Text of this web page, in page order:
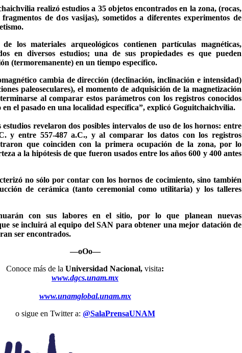
realizó estudios a 35 objetos encontrados en la zona, (rocas,
de dos vasijas), sometidos a diferentes experimentos de
los materiales arqueológicos contienen partículas magnéticas,
en diversos estudios; una de sus propiedades es que pueden
(termoremanente) en un tiempo específico.
cambia de dirección (declinación, inclinación e intensidad)
paleoseculares), el momento de adquisición de la magnetización
al comparar estos parámetros con los registros conocidos
en el pasado en una localidad específica”, explicó Goguitchaichvilia.
estudios revelaron dos posibles intervalos de uso de los hornos: entre
y entre 557-487 a.C., y al comparar los datos con los registros
que coinciden con la primera ocupación de la zona, por lo
a la hipótesis de que fueron usados entre los años 600 y 400 antes
no sólo por contar con los hornos de cocimiento, sino también
de cerámica (tanto ceremonial como utilitaria) y los talleres
con sus labores en el sitio, por lo que planean nuevas
se incluirá al equipo del SAN para obtener una mejor datación de
ser encontrados.
—oOo—
Conoce más de la Universidad Nacional, visita:
www.dgcs.unam.mx
www.unamglobal.unam.mx
o sigue en Twitter a: @SalaPrensaUNAM